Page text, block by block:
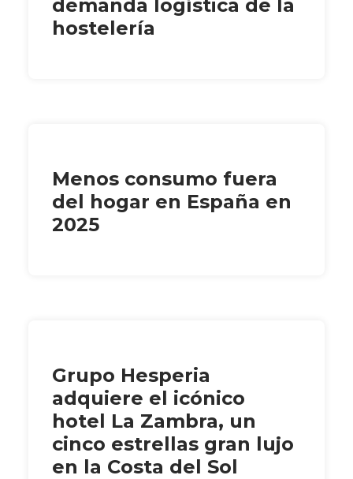
demanda logística de la
hostelería
Menos consumo fuera
del hogar en España en
2025
Grupo Hesperia
adquiere el icónico
hotel La Zambra, un
cinco estrellas gran lujo
en la Costa del Sol